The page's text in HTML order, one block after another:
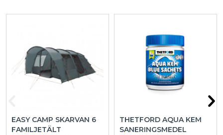
EASY CAMP SKARVAN 6
FAMILJETÄLT
THETFORD AQUA KEM
SANERINGSMEDEL